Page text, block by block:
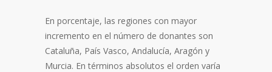
En porcentaje, las regiones con mayor
incremento en el número de donantes son
Cataluña, País Vasco, Andalucía, Aragón y
Murcia. En términos absolutos el orden varía